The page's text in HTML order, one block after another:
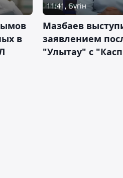
в
11:41, Бүгін
Мазбаев
заявлением
"Улытау" с